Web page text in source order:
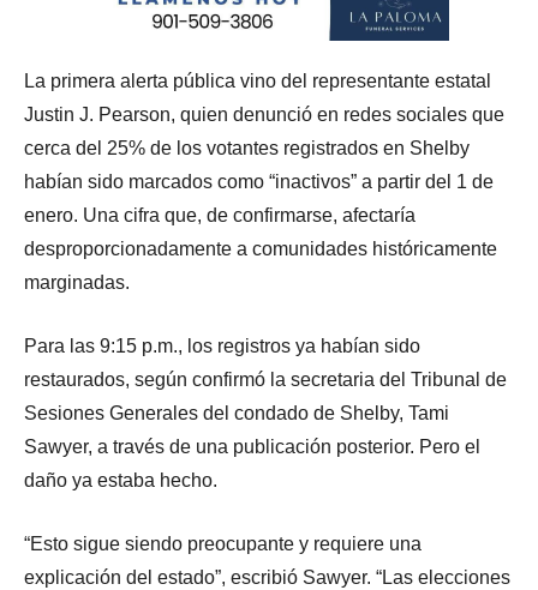
La primera alerta pública vino del representante estatal
Justin J. Pearson, quien denunció en redes sociales que
cerca del 25% de los votantes registrados en Shelby
habían sido marcados como “inactivos” a partir del 1 de
enero. Una cifra que, de confirmarse, afectaría
desproporcionadamente a comunidades históricamente
marginadas.
Para las 9:15 p.m., los registros ya habían sido
restaurados, según confirmó la secretaria del Tribunal de
Sesiones Generales del condado de Shelby, Tami
Sawyer, a través de una publicación posterior. Pero el
daño ya estaba hecho.
“Esto sigue siendo preocupante y requiere una
explicación del estado”, escribió Sawyer. “Las elecciones